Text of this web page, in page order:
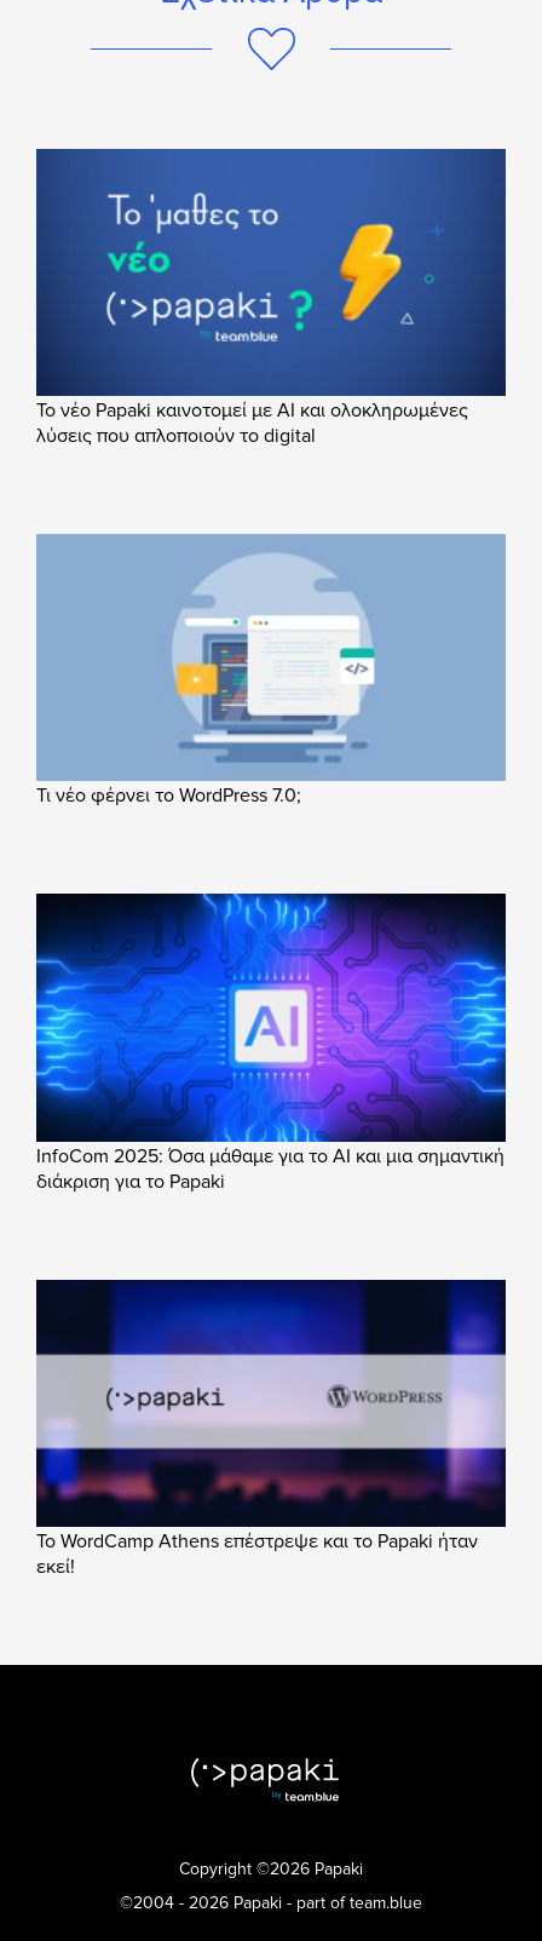
Το νέο Papaki καινοτομεί με AI και ολοκληρωμένες
λύσεις που απλοποιούν το digital
Τι νέο φέρνει το WordPress 7.0;
InfoCom 2025: Όσα μάθαμε για το AI και μια σημαντική
διάκριση για το Papaki
Το WordCamp Athens επέστρεψε και το Papaki ήταν
εκεί!
Copyright ©2026 Papaki
©2004 - 2026 Papaki - part of team.blue